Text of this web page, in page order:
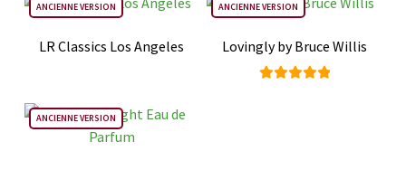
ANCIENNE VERSION
LR Classics Los Angeles
ANCIENNE VERSION
Lovingly by Bruce Willis
ANCIENNE VERSION